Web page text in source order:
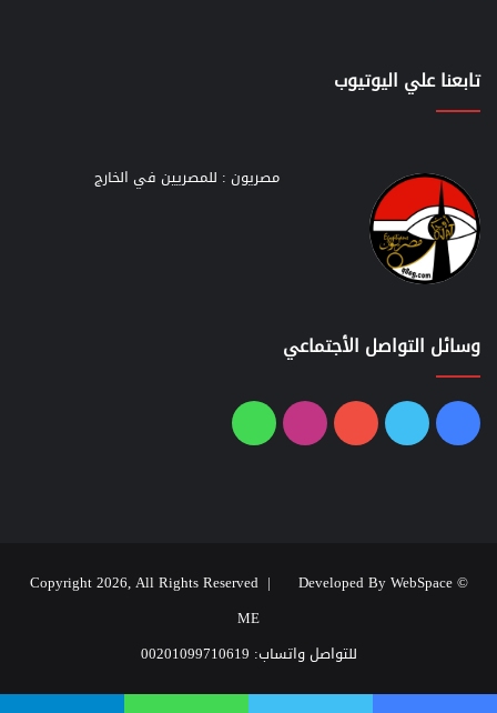
تابعنا علي اليوتيوب
مصريون : للمصريين في الخارج
وسائل التواصل الأجتماعي
فيسبوك
تويتر يوتيوبانستقرامواتساب
© Copyright 2026, All Rights Reserved |
Developed By WebSpace
ME
للتواصل واتساب: 00201099710619